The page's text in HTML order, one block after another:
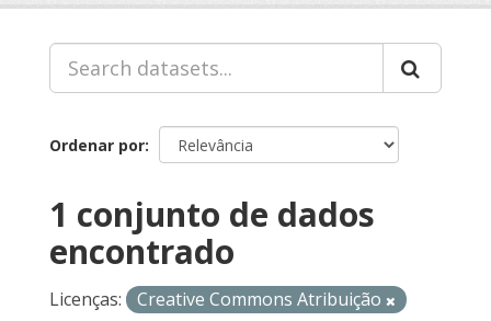
Ordenar por
1 conjunto de dados
encontrado
Licenças:
Creative Commons Atribuição